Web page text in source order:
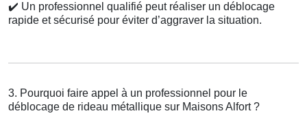
✔️ Un professionnel qualifié peut réaliser un déblocage
rapide et sécurisé pour éviter d’aggraver la situation.
3. Pourquoi faire appel à un professionnel pour le
déblocage de rideau métallique sur Maisons Alfort ?